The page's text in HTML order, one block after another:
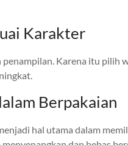
Karakter
Karena itu pilih
Berpakaian
hal utama dalam